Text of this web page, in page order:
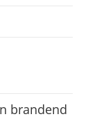
brandend